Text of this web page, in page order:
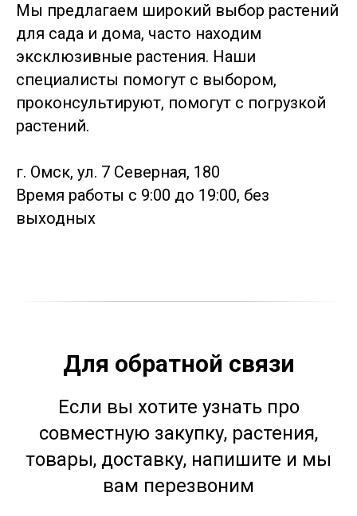
Мы предлагаем широкий выбор растений
для сада и дома, часто находим
эксклюзивные растения. Наши
специалисты помогут с выбором,
проконсультируют, помогут с погрузкой
растений.
г. Омск, ул. 7 Северная, 180
Время работы с 9:00 до 19:00, без
выходных
Для обратной связи
Если вы хотите узнать про
совместную закупку, растения,
товары, доставку, напишите и мы
вам перезвоним